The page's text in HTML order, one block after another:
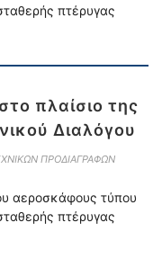
πτέρυγας
πλαίσιο της
Διαλόγου
ΠΡΟΔΙΑΓΡΑΦΩΝ
αεροσκάφους τύπου
πτέρυγας